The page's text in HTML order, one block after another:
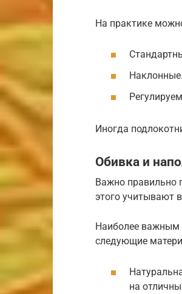
На практике
Иногда
Обивка и
Важно правильно
этого учитывают
Наиболее важным
следующие
на